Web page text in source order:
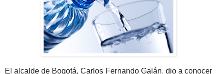
El alcalde de Bogotá, Carlos Fernando Galán, dio a conocer